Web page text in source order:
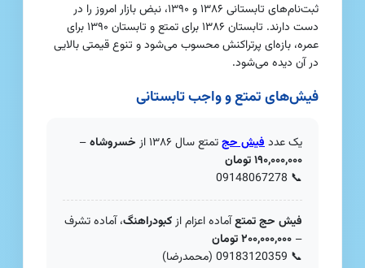
ثبت‌نام‌های تابستانی ۱۳۸۶ و ۱۳۹۰، نبض بازار امروز را در
دست دارند. تابستان ۱۳۸۶ برای تمتع و تابستان ۱۳۹۰ برای
عمره، بازه‌ای پرتراکنش محسوب می‌شود و تنوع قیمتی بالایی
در آن دیده می‌شود.
فیش‌های تمتع و واجب تابستانی
یک عددفیش حجتمتع سال ۱۳۸۶ از خسروشاه–
۱۹۰,۰۰۰,۰۰۰ تومان
📞
09148067278
فیش حج تمتعآماده اعزام ازکبودراهنگ، آماده تشرف
– ۲۰۰,۰۰۰,۰۰۰ تومان
📞
09183120359 (محمدرضا)